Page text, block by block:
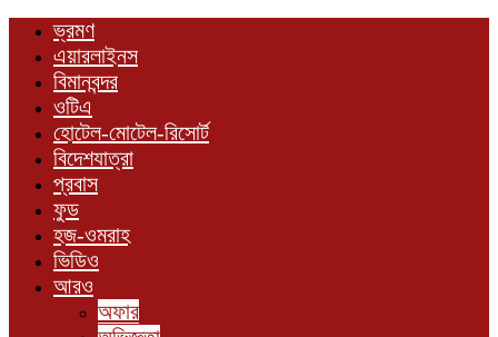
ভ্রমণ
এয়ারলাইনস
বিমানবন্দর
ওটিএ
হোটেল-মোটেল-রিসোর্ট
বিদেশযাত্রা
প্রবাস
ফুড
হজ-ওমরাহ
ভিডিও
আরও
অফার